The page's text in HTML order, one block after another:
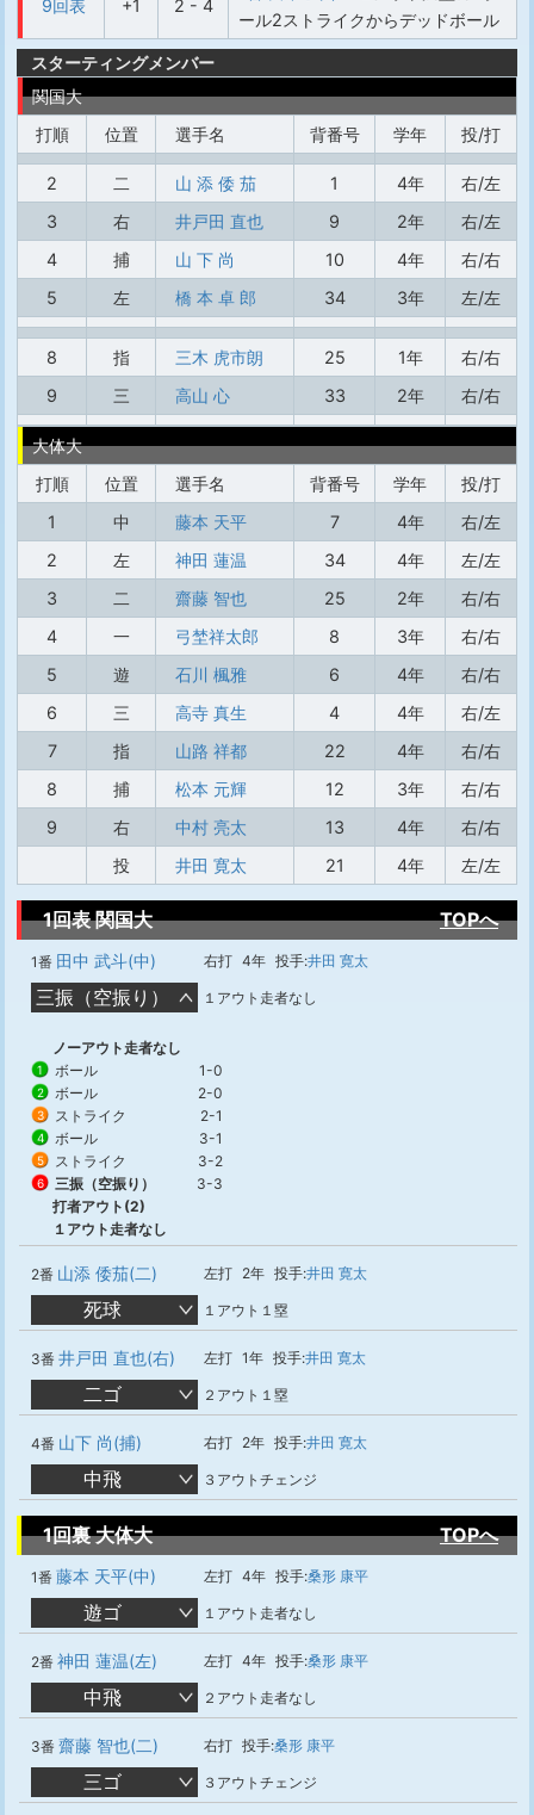
9回表 +1 2 - 4
ール2ストライクからデッドボール
スターティングメンバー
関国大
打順
位置 選手名 背番号 学年 投/打
2 二 山 添 倭 茄 1 4年
右/左
3
右 井戸田 直也 9 2年
右/左
4
捕 山 下 尚 10 4年
右/右
5
左 橋 本 卓 郎 34 3年 左/左
8 指 三木 虎市朗 25 1年
右/右
9
三 高山 心 33 2年 右/右
大体大
打順
位置 選手名 背番号 学年
投/打
1
中 藤本 天平 7 4年
右/左
2
左 神田 蓮温 34 4年
左/左
3
二 齋藤 智也 25 2年
右/右
4
一 弓埜祥太郎 8 3年
右/右
5
遊 石川 楓雅 6 4年
右/右
6
三 高寺 真生 4 4年
右/左
7
指 山路 祥都 22 4年
右/右
8
捕 松本 元輝 12 3年
右/右
9
右 中村 亮太 13 4年
右/右
投
井田 寛太 21 4年 左/左
1回表 関国大 TOPへ
1番 田中 武斗(中) 右打 4年 投手:井田 寛太
三振（空振り） １アウト走者なし
ノーアウト走者なし
1 ボール 1-0
2 ボール 2-0
3 ストライク 2-1
4 ボール 3-1
5 ストライク 3-2
6 三振（空振り）
3-3
打者アウト(2)
１アウト走者なし
2番 山添 倭茄(二) 左打 2年 投手:井田 寛太
死球 １アウト１塁
3番 井戸田 直也(右) 左打 1年 投手:井田 寛太
二ゴ ２アウト１塁
4番 山下 尚(捕) 右打 2年 投手:井田 寛太
中飛 ３アウトチェンジ
1回裏 大体大 TOPへ
1番 藤本 天平(中) 左打 4年 投手:桑形 康平
遊ゴ １アウト走者なし
2番 神田 蓮温(左) 左打 4年 投手:桑形 康平
中飛 ２アウト走者なし
3番 齋藤 智也(二) 右打 投手:桑形 康平
三ゴ ３アウトチェンジ